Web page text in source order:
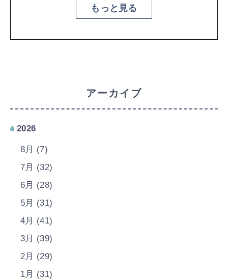
もっと見る
アーカイブ
2026
8月 (7)
7月 (32)
6月 (28)
5月 (31)
4月 (41)
3月 (39)
2月 (29)
1月 (31)